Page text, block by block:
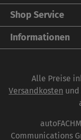
Shop Service
Informationen
Alle Preise
Versandkosten
Communications